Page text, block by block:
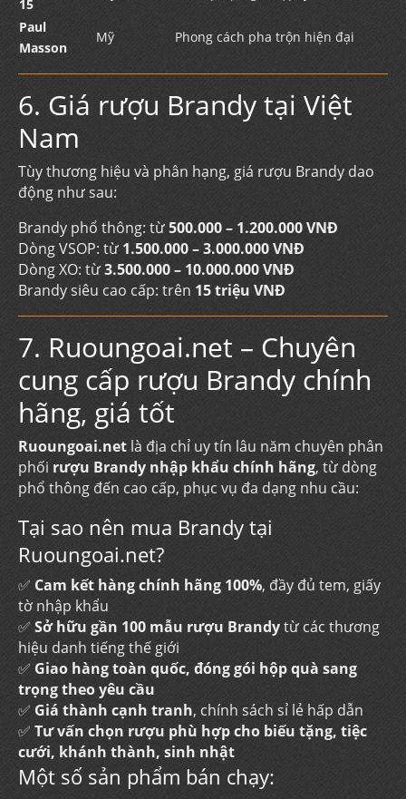
15
Paul
Masson
Mỹ Phong cách pha trộn hiện đại
6. Giá rượu Brandy tại Việt
Nam
Tùy thương hiệu và phân hạng, giá rượu Brandy dao
động như sau:
Brandy phổ thông: từ500.000 – 1.200.000 VNĐ
Dòng VSOP: từ 1.500.000 – 3.000.000 VNĐ
Dòng XO: từ3.500.000 – 10.000.000 VNĐ
Brandy siêu cao cấp: trên 15 triệu VNĐ
7. Ruoungoai.net – Chuyên
cung cấp rượu Brandy chính
hãng, giá tốt
Ruoungoai.net là địa chỉ uy tín lâu năm chuyên phân
phối rượu Brandy nhập khẩu chính hãng, từ dòng
phổ thông đến cao cấp, phục vụ đa dạng nhu cầu:
Tại sao nên mua Brandy tại
Ruoungoai.net?
✅ Cam kết hàng chính hãng 100%, đầy đủ tem, giấy
tờ nhập khẩu
✅ Sở hữu gần 100 mẫu rượu Brandytừ các thương
hiệu danh tiếng thế giới
✅ Giao hàng toàn quốc, đóng gói hộp quà sang
trọng theo yêu cầu
✅ Giá thành cạnh tranh, chính sách sỉ lẻ hấp dẫn
✅ Tư vấn chọn rượu phù hợp cho biếu tặng, tiệc
cưới, khánh thành, sinh nhật
Một số sản phẩm bán chạy: